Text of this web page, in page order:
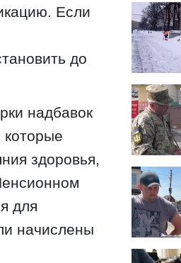
Если
до
надбавок
здоровья,
для
начислены